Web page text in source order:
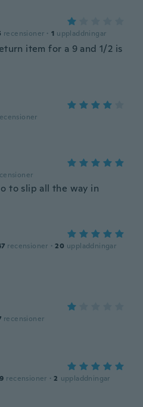
recensioner · 1 uppladdningar
item for a 9 and 1/2 is
to slip all the way in
recensioner · 20 uppladdningar
recensioner
recensioner · 2 uppladdningar